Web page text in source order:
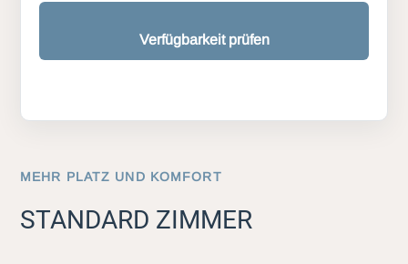
Verfügbarkeit prüfen
MEHR PLATZ UND KOMFORT
STANDARD ZIMMER